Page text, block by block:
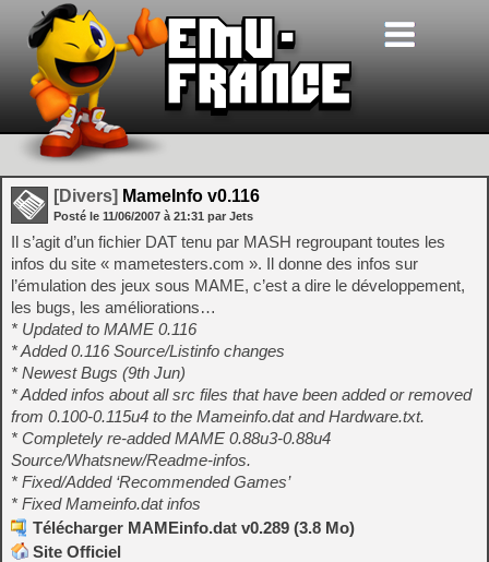
[Divers] MameInfo v0.116
Posté le 11/06/2007 à 21:31 par Jets
Il s’agit d’un fichier DAT tenu par MASH regroupant toutes les
infos du site « mametesters.com ». Il donne des infos sur
l’émulation des jeux sous MAME, c’est a dire le développement,
les bugs, les améliorations…
* Updated to MAME 0.116
* Added 0.116 Source/Listinfo changes
* Newest Bugs (9th Jun)
* Added infos about all src files that have been added or removed
from 0.100-0.115u4 to the Mameinfo.dat and Hardware.txt.
* Completely re-added MAME 0.88u3-0.88u4
Source/Whatsnew/Readme-infos.
* Fixed/Added ‘Recommended Games’
* Fixed Mameinfo.dat infos
Télécharger MAMEinfo.dat v0.289 (3.8 Mo)
Site Officiel